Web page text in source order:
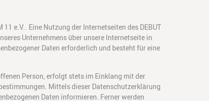
e.V.. Eine Nutzung der Internetseiten des DEBUT
Unternehmens über unsere Internetseite in
Daten erforderlich und besteht für eine
Person, erfolgt stets im Einklang mit der
Mittels dieser Datenschutzerklärung
Daten informieren. Ferner werden